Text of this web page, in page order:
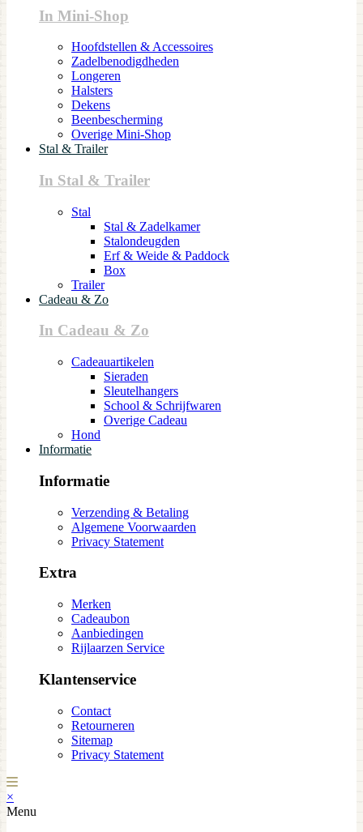
In Mini-Shop
Hoofdstellen & Accessoires
Zadelbenodigdheden
Longeren
Halsters
Dekens
Beenbescherming
Overige Mini-Shop
Stal & Trailer
In Stal & Trailer
Stal
Stal & Zadelkamer
Stalondeugden
Erf & Weide & Paddock
Box
Trailer
Cadeau & Zo
In Cadeau & Zo
Cadeauartikelen
Sieraden
Sleutelhangers
School & Schrijfwaren
Overige Cadeau
Hond
Informatie
Informatie
Verzending & Betaling
Algemene Voorwaarden
Privacy Statement
Extra
Merken
Cadeaubon
Aanbiedingen
Rijlaarzen Service
Klantenservice
Contact
Retourneren
Sitemap
Privacy Statement
×
Menu